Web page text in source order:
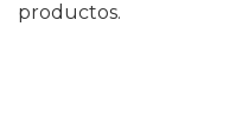
productos.